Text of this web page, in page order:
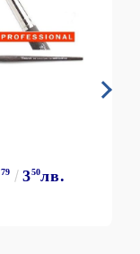
79 350лв.